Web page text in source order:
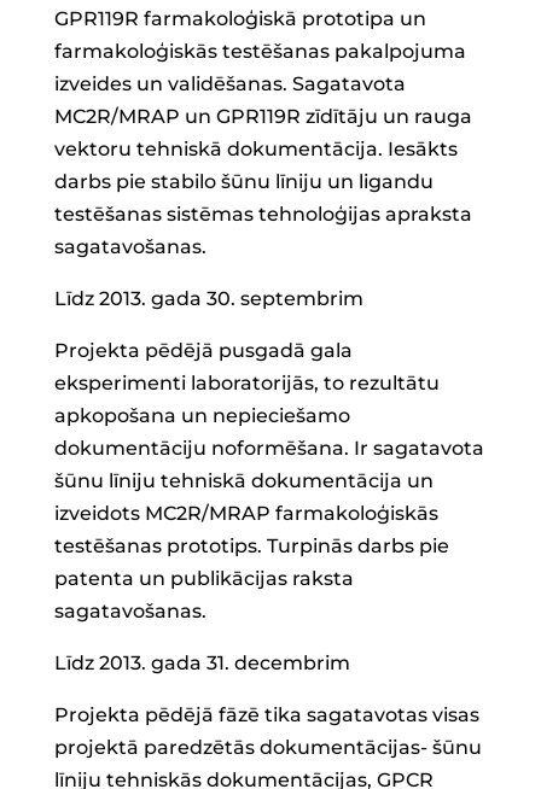
GPR119R farmakoloģiskā prototipa un
farmakoloģiskās testēšanas pakalpojuma
izveides un validēšanas. Sagatavota
MC2R/MRAP un GPR119R zīdītāju un rauga
vektoru tehniskā dokumentācija. Iesākts
darbs pie stabilo šūnu līniju un ligandu
testēšanas sistēmas tehnoloģijas apraksta
sagatavošanas.
Līdz 2013. gada 30. septembrim
Projekta pēdējā pusgadā gala
eksperimenti laboratorijās, to rezultātu
apkopošana un nepieciešamo
dokumentāciju noformēšana. Ir sagatavota
šūnu līniju tehniskā dokumentācija un
izveidots MC2R/MRAP farmakoloģiskās
testēšanas prototips. Turpinās darbs pie
patenta un publikācijas raksta
sagatavošanas.
Līdz 2013. gada 31. decembrim
Projekta pēdējā fāzē tika sagatavotas visas
projektā paredzētās dokumentācijas- šūnu
līniju tehniskās dokumentācijas, GPCR